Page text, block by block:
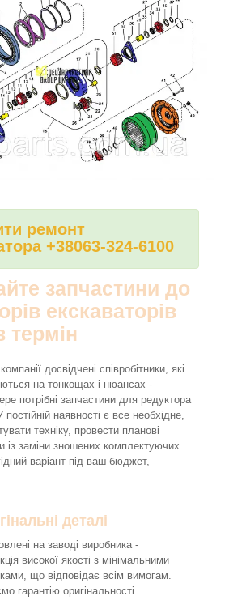
ремонт
+38063-324-6100
запчастини до
екскаваторів
термін
досвідчені співробітники, які
на тонкощах і нюансах -
потрібні запчастини для редуктора
наявності є все необхідне,
техніку, провести планові
із заміни зношених комплектуючих.
варіант під ваш бюджет,
деталі
на заводі виробника -
високої якості з мінімальними
що відповідає всім вимогам.
гарантію оригінальності.